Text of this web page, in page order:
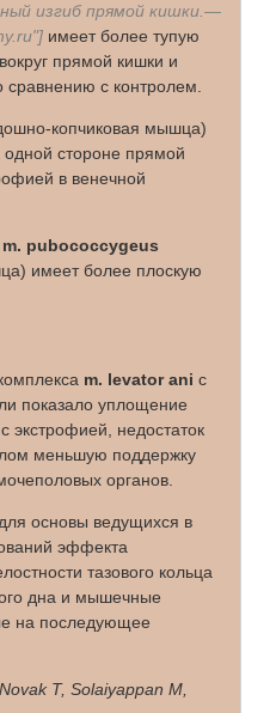
изгиб прямой кишки.—
имеет более тупую
прямой кишки и
с контролем.
копчиковая мышца)
одной стороне прямой
в венечной
m. pubococcygeus
имеет более плоскую
m. levator ani с
показало уплощение
экстрофией, недостаток
меньшую поддержку
органов.
основы ведущихся в
эффекта
тазового кольца
дна и мышечные
на последующее
T, Solaiyappan M,